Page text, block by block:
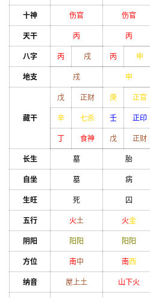
十神 伤官 伤官
天干 丙 丙
八字 丙 戌 丙 申
地支 戌 申
藏干
戊 正财 庚 正官
辛 七杀 壬 正印
丁 食神 戊 正财
长生 墓 胎
自坐 墓 病
生旺 死 囚
五行 火土 火金
阴阳 阳 阳 阳 阳
方位 南中 南西
纳音 屋上土 山下火